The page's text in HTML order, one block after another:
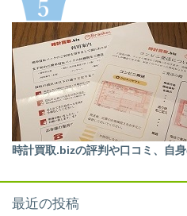
時計買取.bizの評判や口コミ、自
最近の投稿